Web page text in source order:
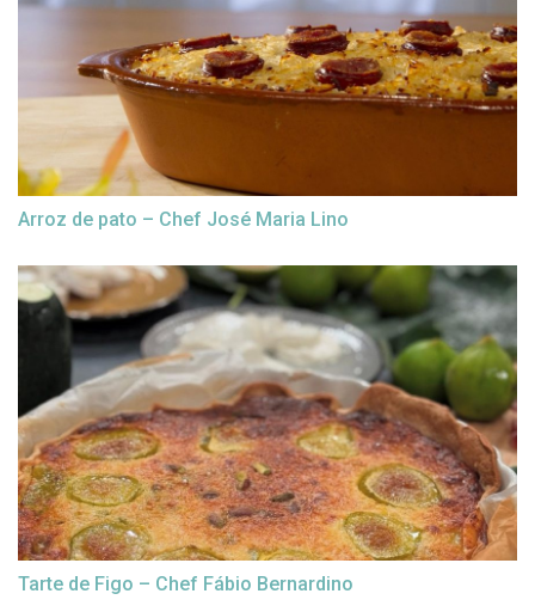
Arroz de pato – Chef José Maria Lino
Tarte de Figo – Chef Fábio Bernardino